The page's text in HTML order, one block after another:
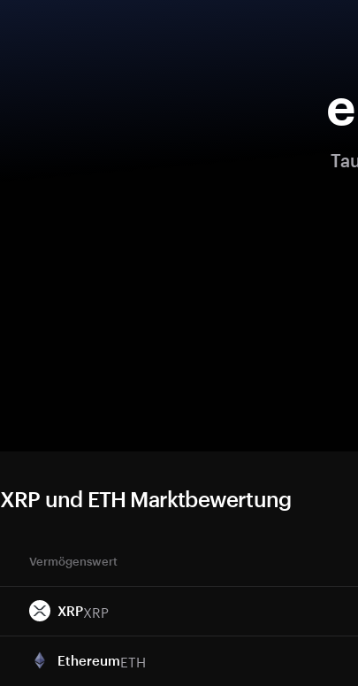
XRP und ETH Marktbewertung
Vermögenswert
XRPXRP
EthereumETH